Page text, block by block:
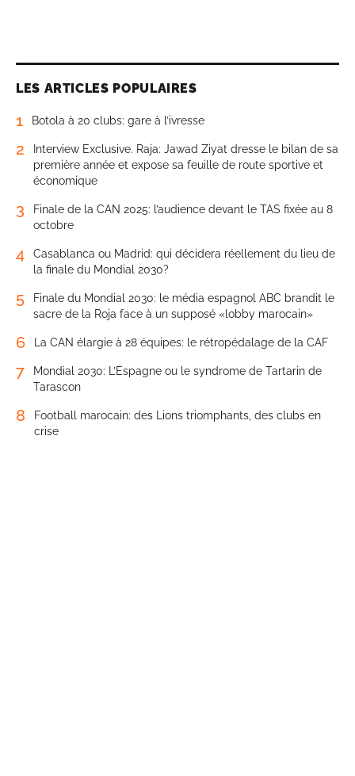
LES ARTICLES POPULAIRES
1 Botola à 20 clubs: gare à l’ivresse
2
Interview Exclusive. Raja: Jawad Ziyat dresse le bilan de sa
première année et expose sa feuille de route sportive et
économique
3
Finale de la CAN 2025: l’audience devant le TAS fixée au 8
octobre
4
Casablanca ou Madrid: qui décidera réellement du lieu de
la finale du Mondial 2030?
5
Finale du Mondial 2030: le média espagnol ABC brandit le
sacre de la Roja face à un supposé «lobby marocain»
6 La CAN élargie à 28 équipes: le rétropédalage de la CAF
7
Mondial 2030: L’Espagne ou le syndrome de Tartarin de
Tarascon
8
Football marocain: des Lions triomphants, des clubs en
crise